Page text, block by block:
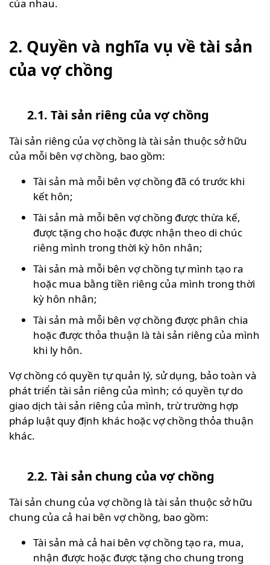
của nhau.
2. Quyền và nghĩa vụ về tài sản
của vợ chồng
2.1. Tài sản riêng của vợ chồng
Tài sản riêng của vợ chồng là tài sản thuộc sở hữu
của mỗi bên vợ chồng, bao gồm:
Tài sản mà mỗi bên vợ chồng đã có trước khi
kết hôn;
Tài sản mà mỗi bên vợ chồng được thừa kế,
được tặng cho hoặc được nhận theo di chúc
riêng mình trong thời kỳ hôn nhân;
Tài sản mà mỗi bên vợ chồng tự mình tạo ra
hoặc mua bằng tiền riêng của mình trong thời
kỳ hôn nhân;
Tài sản mà mỗi bên vợ chồng được phân chia
hoặc được thỏa thuận là tài sản riêng của mình
khi ly hôn.
Vợ chồng có quyền tự quản lý, sử dụng, bảo toàn và
phát triển tài sản riêng của mình; có quyền tự do
giao dịch tài sản riêng của mình, trừ trường hợp
pháp luật quy định khác hoặc vợ chồng thỏa thuận
khác.
2.2. Tài sản chung của vợ chồng
Tài sản chung của vợ chồng là tài sản thuộc sở hữu
chung của cả hai bên vợ chồng, bao gồm:
Tài sản mà cả hai bên vợ chồng tạo ra, mua,
nhận được hoặc được tặng cho chung trong